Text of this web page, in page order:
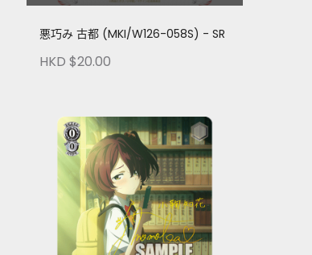
悪巧み 古都 (MKI/W126-058S) - SR
HKD $20.00